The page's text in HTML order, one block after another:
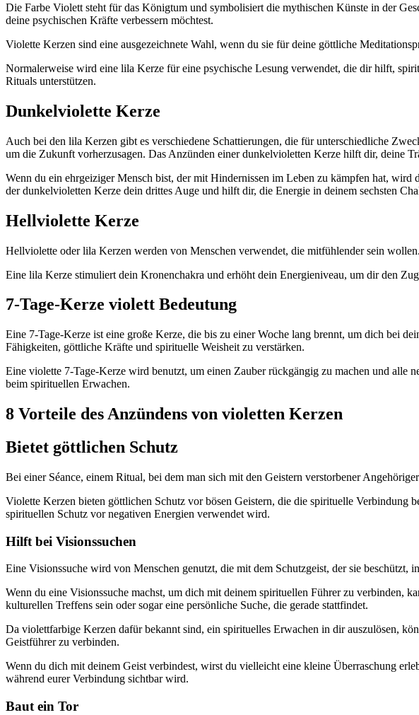
Die Farbe Violett steht für das Königtum und symbolisiert die mythischen Künste in der
deine psychischen Kräfte verbessern möchtest.
Violette Kerzen sind eine ausgezeichnete Wahl, wenn du sie für deine göttliche
Normalerweise wird eine lila Kerze für eine psychische Lesung verwendet, die dir hilft,
Rituals unterstützen.
Dunkelviolette Kerze
Auch bei den lila Kerzen gibt es verschiedene Schattierungen, die für unterschiedliche
um die Zukunft vorherzusagen. Das Anzünden einer dunkelvioletten Kerze hilft dir, deine
Wenn du ein ehrgeiziger Mensch bist, der mit Hindernissen im Leben zu kämpfen hat,
der dunkelvioletten Kerze dein drittes Auge und hilft dir, die Energie in deinem sechsten
Hellviolette Kerze
Hellviolette oder lila Kerzen werden von Menschen verwendet, die mitfühlender sein
Eine lila Kerze stimuliert dein Kronenchakra und erhöht dein Energieniveau, um dir den
7-Tage-Kerze violett Bedeutung
Eine 7-Tage-Kerze ist eine große Kerze, die bis zu einer Woche lang brennt, um dich bei
Fähigkeiten, göttliche Kräfte und spirituelle Weisheit zu verstärken.
Eine violette 7-Tage-Kerze wird benutzt, um einen Zauber rückgängig zu machen und alle
beim spirituellen Erwachen.
8 Vorteile des Anzündens von violetten Kerzen
Bietet göttlichen Schutz
Bei einer Séance, einem Ritual, bei dem man sich mit den Geistern verstorbener
Violette Kerzen bieten göttlichen Schutz vor bösen Geistern, die die spirituelle Verbindung
spirituellen Schutz vor negativen Energien verwendet wird.
Hilft bei Visionssuchen
Eine Visionssuche wird von Menschen genutzt, die mit dem Schutzgeist, der sie beschützt,
Wenn du eine Visionssuche machst, um dich mit deinem spirituellen Führer zu verbinden,
kulturellen Treffens sein oder sogar eine persönliche Suche, die gerade stattfindet.
Da violettfarbige Kerzen dafür bekannt sind, ein spirituelles Erwachen in dir auszulösen,
Geistführer zu verbinden.
Wenn du dich mit deinem Geist verbindest, wirst du vielleicht eine kleine Überraschung
während eurer Verbindung sichtbar wird.
Baut ein Tor